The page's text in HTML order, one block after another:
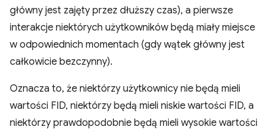
główny jest zajęty przez dłuższy czas), a pierwsze
interakcje niektórych użytkowników będą miały miejsce
w odpowiednich momentach (gdy wątek główny jest
całkowicie bezczynny).
Oznacza to, że niektórzy użytkownicy nie będą mieli
wartości FID, niektórzy będą mieli niskie wartości FID, a
niektórzy prawdopodobnie będą mieli wysokie wartości